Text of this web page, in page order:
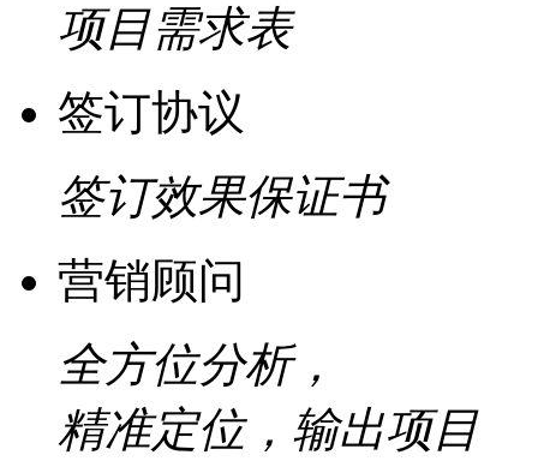
项目需求表
签订协议
签订效果保证书
营销顾问
全方位分析，
精准定位，输出项目